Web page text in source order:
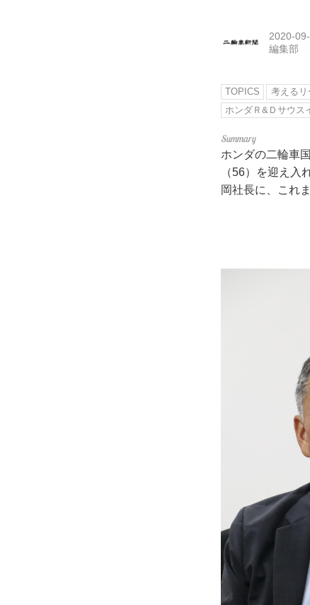
2020-
編集部
TOPICS 考えるリ
ホンダＲ&Ｄサウス
ホンダの二輪車
（56）を迎え
岡社長に、これ